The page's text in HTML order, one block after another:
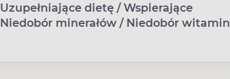
Uzupełniające dietę/Wspierające
Niedobór minerałów/ Niedobór witamin